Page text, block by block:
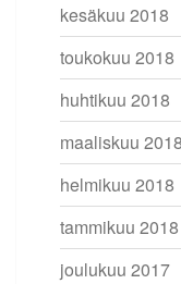
kesäkuu 2018
toukokuu 2018
huhtikuu 2018
maaliskuu 2018
helmikuu 2018
tammikuu 2018
joulukuu 2017